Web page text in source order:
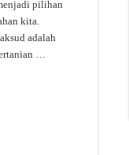
pilihan
kita.
adalah
…